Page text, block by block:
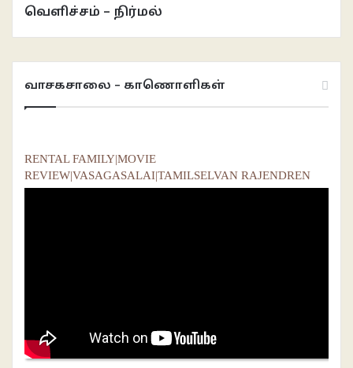
வெளிச்சம் – நிர்மல்
வாசகசாலை – காணொளிகள்
RENTAL FAMILY|MOVIE
REVIEW|VASAGASALAI|TAMILSELVAN RAJENDREN